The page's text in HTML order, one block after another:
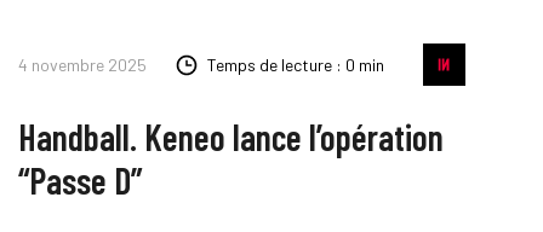
4 novembre 2025 Temps de lecture : 0 min
Handball. Keneo lance l’opération
“Passe D”